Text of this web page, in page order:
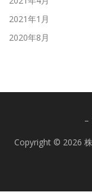
2021年1月
2020年8月
–
Copyright © 2026